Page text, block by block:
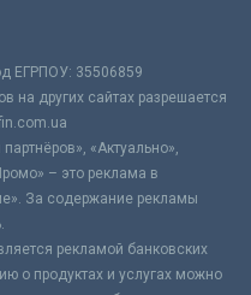
ЕГРПОУ: 35506859
на других сайтах разрешается
«Актуально»,
– это реклама в
За содержание рекламы
рекламой банковских
о продуктах и услугах можно